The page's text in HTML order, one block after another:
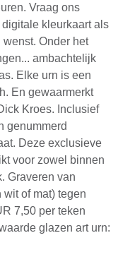
Vraag ons
kleurkaart als
Onder het
ambachtelijk
Elke urn is een
En gewaarmerkt
Kroes. Inclusief
genummerd
Deze exclusieve
voor zowel binnen
Graveren van
wit of mat) tegen
7,50 per teken
glazen art urn: